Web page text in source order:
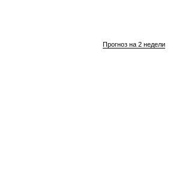
Прогноз на 2 недели